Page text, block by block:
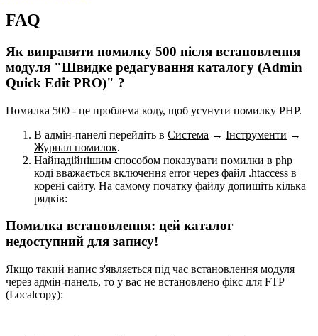
FAQ
Як виправити помилку 500 після встановлення
модуля "Швидке редагування каталогу (Admin
Quick Edit PRO)" ?
Помилка 500 - це проблема коду, щоб усунути помилку PHP.
В адмін-панелі перейдіть в Система → Інструменти →
Журнал помилок.
Найнадійнішим способом показувати помилки в php
коді вважається включення error через файл .htaccess в
корені сайту. На самому початку файлу допишіть кілька
рядків:
Помилка встановлення: цей каталог
недоступний для запису!
Якщо такий напис з'являється під час встановлення модуля
через адмін-панель, то у вас не встановлено фікс для FTP
(Localcopy):